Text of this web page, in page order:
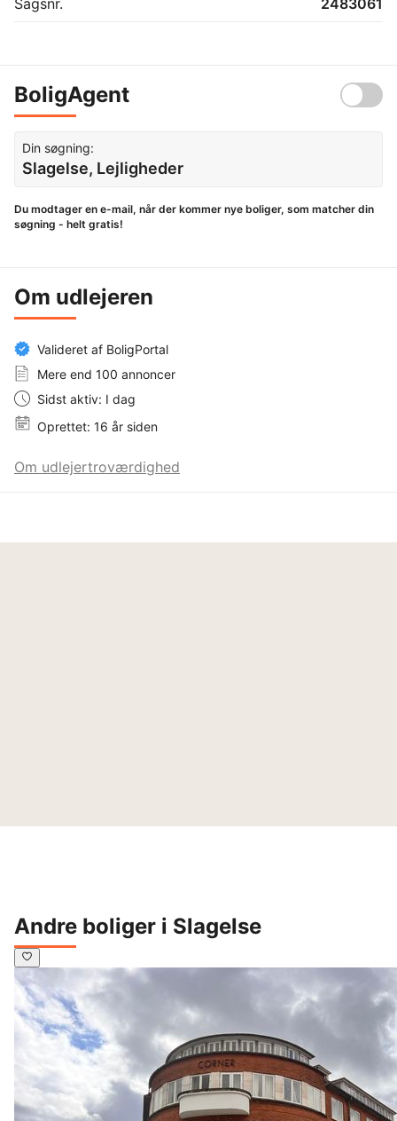
BoligAgent
Din søgning:
Slagelse, Lejligheder
Du modtager en e-mail, når der kommer nye boliger, som matcher din
søgning - helt gratis!
Om udlejeren
Valideret af BoligPortal
Mere end 100 annoncer
Sidst aktiv: I dag
Oprettet: 16 år siden
Om udlejertroværdighed
Andre boliger i Slagelse